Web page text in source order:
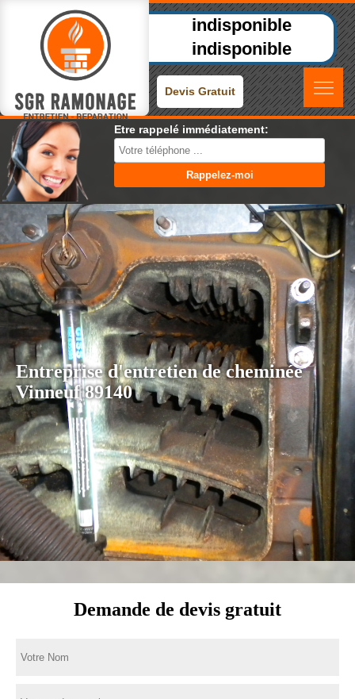
indisponible
indisponible
Devis Gratuit
Etre rappelé immédiatement:
Entreprise d'entretien de cheminée
Vinneuf 89140
Demande de devis gratuit